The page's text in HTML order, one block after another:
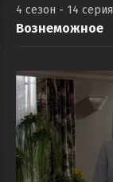
4 сезон - 14 серия
Вознеможное